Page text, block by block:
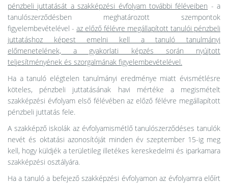
pénzbeli juttatását a szakképzési évfolyam további féléveiben - a
tanulószerződésben meghatározott szempontok
figyelembevételével - az előző félévre megállapított tanulói pénzbeli
juttatáshoz képest emelni kell a tanuló tanulmányi
előmenetelének, a gyakorlati képzés során nyújtott
teljesítményének és szorgalmának figyelembevételével.
Ha a tanuló elégtelen tanulmányi eredménye miatt évismétlésre
köteles, pénzbeli juttatásának havi mértéke a megismételt
szakképzési évfolyam első félévében az előző félévre megállapított
pénzbeli juttatás fele.
A szakképző iskolák az évfolyamismétlő tanulószerződéses tanulók
nevét és oktatási azonosítóját minden év szeptember 15-ig meg
kell, hogy küldjék a területileg illetékes kereskedelmi és iparkamara
szakképzési osztályára.
Ha a tanuló a befejező szakképzési évfolyamon az évfolyamra előírt